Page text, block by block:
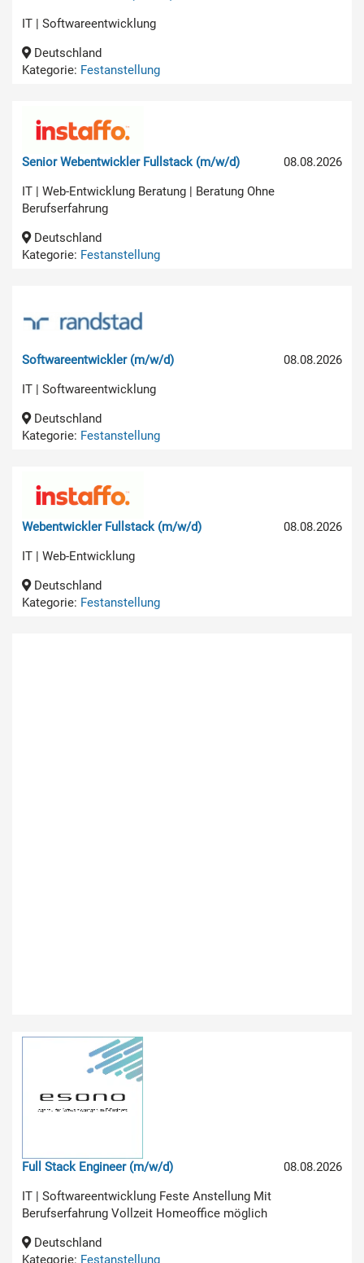
IT | Softwareentwicklung
Deutschland
Kategorie: Festanstellung
08.08.2026
Senior Webentwickler Fullstack (m/w/d)
IT | Web-Entwicklung Beratung | Beratung Ohne
Berufserfahrung
Deutschland
Kategorie: Festanstellung
08.08.2026
Softwareentwickler (m/w/d)
IT | Softwareentwicklung
Deutschland
Kategorie: Festanstellung
08.08.2026
Webentwickler Fullstack (m/w/d)
IT | Web-Entwicklung
Deutschland
Kategorie: Festanstellung
08.08.2026
Full Stack Engineer (m/w/d)
IT | Softwareentwicklung Feste Anstellung Mit
Berufserfahrung Vollzeit Homeoffice möglich
Deutschland
Kategorie: Festanstellung